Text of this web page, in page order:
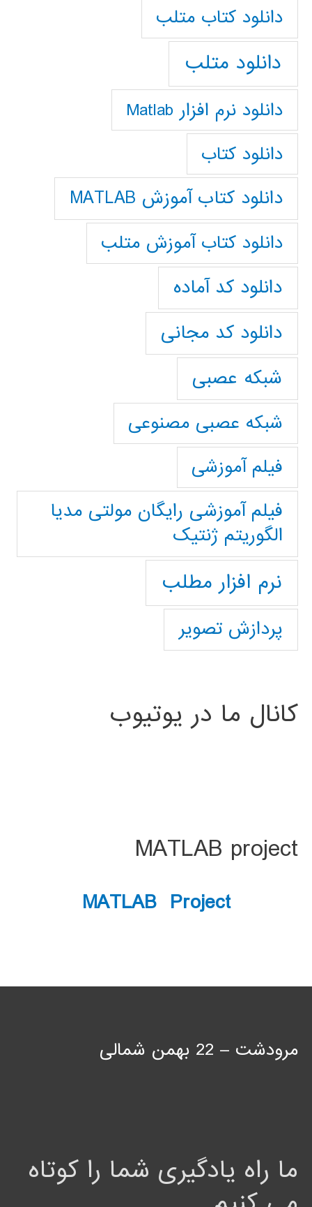
دانلود كتاب متلب
دانلود متلب
دانلود نرم افزار Matlab
دانلود کتاب
دانلود کتاب آموزش MATLAB
دانلود کتاب آموزش متلب
دانلود کد آماده
دانلود کد مجانی
شبکه عصبی
شبکه عصبی مصنوعی
فیلم آموزشی
فیلم آموزشی رایگان مولتی مدیا
الگوریتم ژنتیک
نرم افزار مطلب
پردازش تصویر
کانال ما در یوتیوب
MATLAB project
MATLAB Project
مرودشت – 22 بهمن شمالی
ما راه یادگیری شما را کوتاه